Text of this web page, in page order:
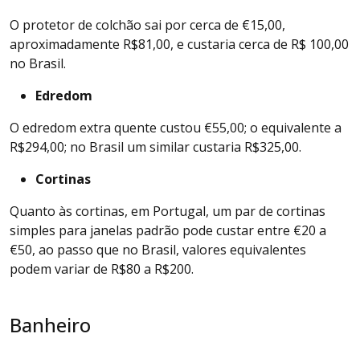
O protetor de colchão sai por cerca de €15,00,
aproximadamente R$81,00, e custaria cerca de R$ 100,00
no Brasil.
Edredom
O edredom extra quente custou €55,00; o equivalente a
R$294,00; no Brasil um similar custaria R$325,00.
Cortinas
Quanto às cortinas, em Portugal, um par de cortinas
simples para janelas padrão pode custar entre €20 a
€50, ao passo que no Brasil, valores equivalentes
podem variar de R$80 a R$200.
Banheiro